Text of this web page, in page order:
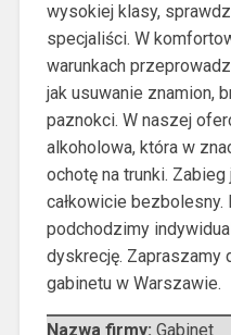
wysokiej klasy,
specjaliści. W
warunkach
jak usuwanie znamion,
paznokci. W naszej
alkoholowa, która w
ochotę na trunki.
całkowicie bezbolesny.
podchodzimy
dyskrecję. Zapraszamy
gabinetu w Warszawie.
Nazwa firmy: Gabinet